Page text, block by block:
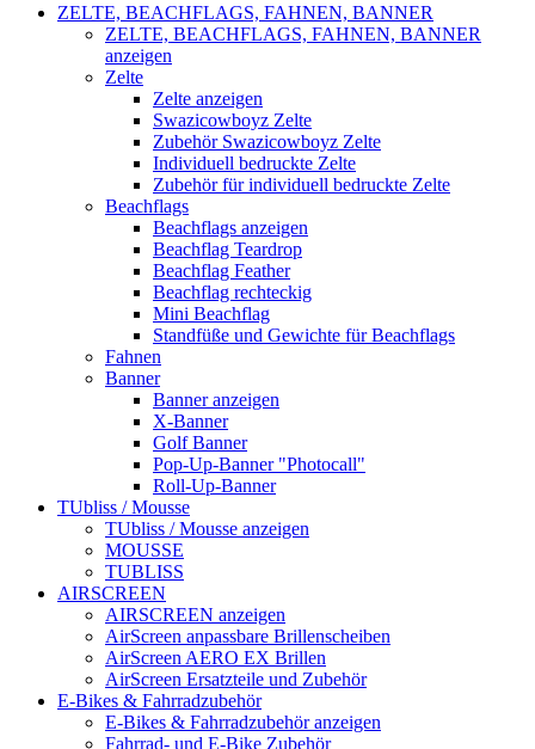
ZELTE, BEACHFLAGS, FAHNEN, BANNER
ZELTE, BEACHFLAGS, FAHNEN, BANNER
anzeigen
Zelte
Zelte anzeigen
Swazicowboyz Zelte
Zubehör Swazicowboyz Zelte
Individuell bedruckte Zelte
Zubehör für individuell bedruckte Zelte
Beachflags
Beachflags anzeigen
Beachflag Teardrop
Beachflag Feather
Beachflag rechteckig
Mini Beachflag
Standfüße und Gewichte für Beachflags
Fahnen
Banner
Banner anzeigen
X-Banner
Golf Banner
Pop-Up-Banner "Photocall"
Roll-Up-Banner
TUbliss / Mousse
TUbliss / Mousse anzeigen
MOUSSE
TUBLISS
AIRSCREEN
AIRSCREEN anzeigen
AirScreen anpassbare Brillenscheiben
AirScreen AERO EX Brillen
AirScreen Ersatzteile und Zubehör
E-Bikes & Fahrradzubehör
E-Bikes & Fahrradzubehör anzeigen
Fahrrad- und E-Bike Zubehör